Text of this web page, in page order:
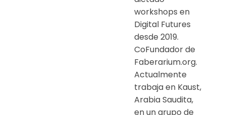
workshops en
Digital Futures
desde 2019.
CoFundador de
Faberarium.org.
Actualmente
trabaja en Kaust,
Arabia Saudita,
en un grupo de